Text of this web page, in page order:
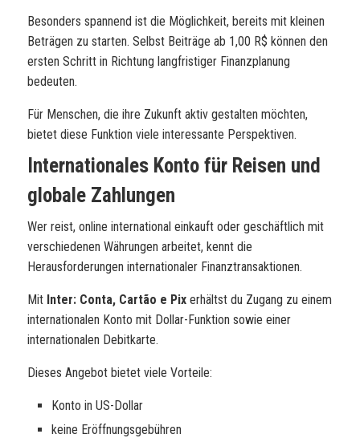
Besonders spannend ist die Möglichkeit, bereits mit kleinen
Beträgen zu starten. Selbst Beiträge ab 1,00 R$ können den
ersten Schritt in Richtung langfristiger Finanzplanung
bedeuten.
Für Menschen, die ihre Zukunft aktiv gestalten möchten,
bietet diese Funktion viele interessante Perspektiven.
Internationales Konto für Reisen und
globale Zahlungen
Wer reist, online international einkauft oder geschäftlich mit
verschiedenen Währungen arbeitet, kennt die
Herausforderungen internationaler Finanztransaktionen.
Mit Inter: Conta, Cartão e Pix erhältst du Zugang zu einem
internationalen Konto mit Dollar-Funktion sowie einer
internationalen Debitkarte.
Dieses Angebot bietet viele Vorteile:
Konto in US-Dollar
keine Eröffnungsgebühren